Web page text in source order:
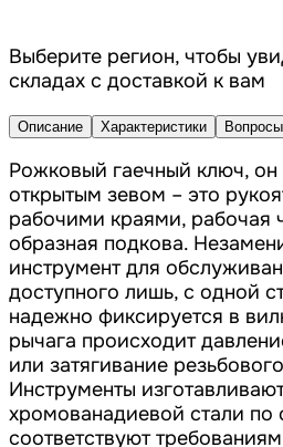
Выберите регион, чтобы
складах с доставкой к вам
Описание Характеристики Вопросы
Рожковый гаечный ключ,
открытым зевом – это
рабочими краями, рабочая
образная подкова.
инструмент для
доступного лишь, с одной
надежно фиксируется в
рычага происходит
или затягивание
Инструменты
хромованадиевой стали по
соответствуют